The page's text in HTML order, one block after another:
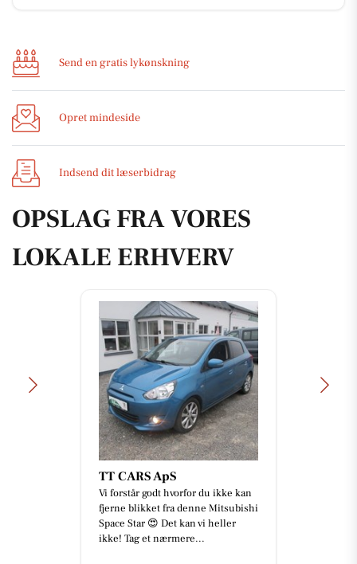
Send en gratis lykønskning
Opret mindeside
Indsend dit læserbidrag
OPSLAG FRA VORES
LOKALE ERHVERV
TT CARS ApS
Vi forstår godt hvorfor du ikke kan
fjerne blikket fra denne Mitsubishi
Space Star 😍 Det kan vi heller
ikke! Tag et nærmere...